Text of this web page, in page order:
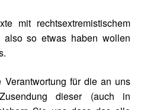
mit rechtsextremistischem
also so etwas haben wollen
für die an uns
dieser (auch in